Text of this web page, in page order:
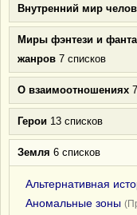
Внутренний мир
Миры фэнтези и
жанров 7 списков
О взаимоотношениях
Герои 13 списков
Земля 6 списков
Альтернативная
Аномальные зоны